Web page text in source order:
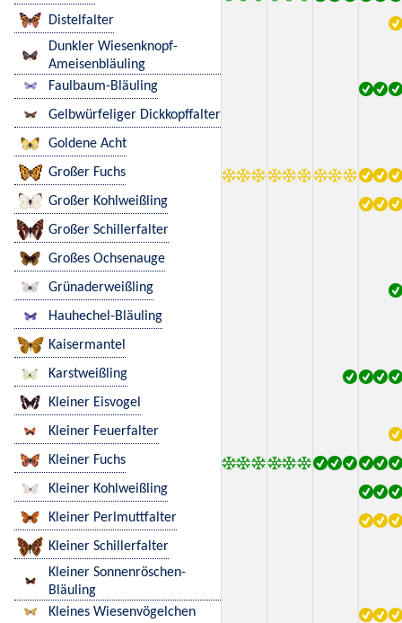
Distelfalter
Dunkler Wiesenknopf-
Ameisenbläuling
Faulbaum-Bläuling
Gelbwürfeliger Dickkopffalter
Goldene Acht
Großer Fuchs
Großer Kohlweißling
Großer Schillerfalter
Großes Ochsenauge
Grünaderweißling
Hauhechel-Bläuling
Kaisermantel
Karstweißling
Kleiner Eisvogel
Kleiner Feuerfalter
Kleiner Fuchs
Kleiner Kohlweißling
Kleiner Perlmuttfalter
Kleiner Schillerfalter
Kleiner Sonnenröschen-
Bläuling
Kleines Wiesenvögelchen